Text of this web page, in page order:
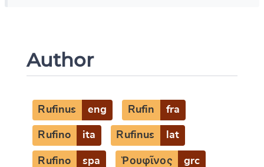
Author
Rufinus eng Rufin fra
Rufino ita Rufinus lat
Rufino spa Ῥουφῖνος grc